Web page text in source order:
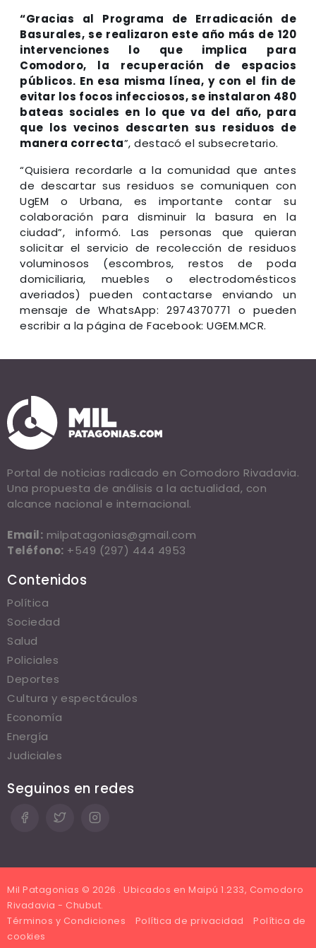
“Gracias al Programa de Erradicación de
Basurales, se realizaron este año más de 120
intervenciones lo que implica para
Comodoro, la recuperación de espacios
públicos. En esa misma línea, y con el fin de
evitar los focos infecciosos, se instalaron 480
bateas sociales en lo que va del año, para
que los vecinos descarten sus residuos de
manera correcta”, destacó el subsecretario.
“Quisiera recordarle a la comunidad que antes
de descartar sus residuos se comuniquen con
UgEM o Urbana, es importante contar su
colaboración para disminuir la basura en la
ciudad”, informó. Las personas que quieran
solicitar el servicio de recolección de residuos
voluminosos (escombros, restos de poda
domiciliaria, muebles o electrodomésticos
averiados) pueden contactarse enviando un
mensaje de WhatsApp: 2974370771 o pueden
escribir a la página de Facebook: UGEM.MCR.
Portal de noticias radicado en Comodoro Rivadavia.
Una propuesta de análisis a la actualidad, con
alcance nacional e internacional.
Email: milpatagonias@gmail.com
Teléfono: +549 (297) 444 4953
Contenidos
Política
Sociedad
Salud
Policiales
Deportes
Cultura y espectáculos
Economía
Energía
Judiciales
Seguinos en redes
Mil Patagonias © 2026 . Ubicados en Maipú 1.233, Comodoro
Rivadavia - Chubut.
Términos y Condiciones
Política de privacidad
Política de
cookies